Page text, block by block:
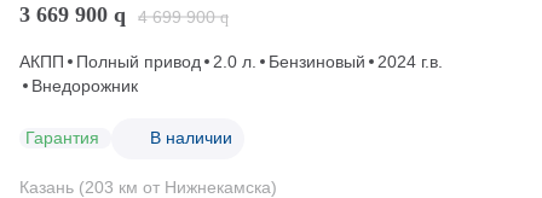
3 669 900 q 4 699 900 q
АКПП Полный привод 2.0 л. Бензиновый
2024 г.в.
Внедорожник
Гарантия В наличии
Казань (203 км от Нижнекамска)